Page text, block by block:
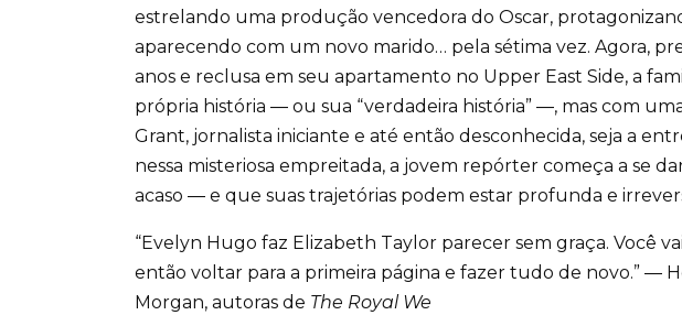
estrelando uma produção vencedora do Oscar,
aparecendo com um novo marido… pela sétima vez. Agora,
anos e reclusa em seu apartamento no Upper East Side, a
própria história ― ou sua “verdadeira história” ―, mas com
Grant, jornalista iniciante e até então desconhecida, seja a
nessa misteriosa empreitada, a jovem repórter começa a se
acaso ― e que suas trajetórias podem estar profunda e
“Evelyn Hugo faz Elizabeth Taylor parecer sem graça. Você
então voltar para a primeira página e fazer tudo de novo.” ―
Morgan, autoras de The Royal We